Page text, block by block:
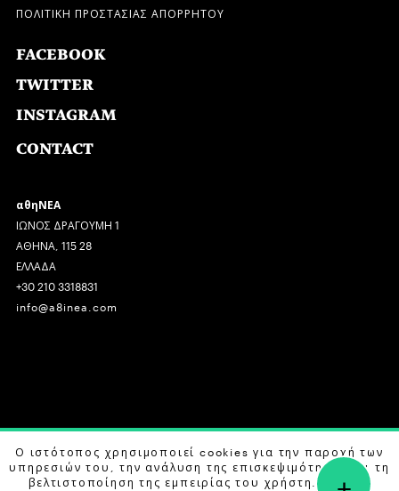
ΠΟΛΙΤΙΚΗ ΠΡΟΣΤΑΣΙΑΣ ΑΠΟΡΡΗΤΟΥ
FACEBOOK
TWITTER
INSTAGRAM
CONTACT
αθηΝΕΑ
ΙΩΝΟΣ ΔΡΑΓΟΥΜΗ 1
ΑΘΗΝΑ, 115 28
ΕΛΛΑΔΑ
+30 210 3318831
info@a8inea.com
COPYRIGHT © 2026 αθηΝΕΑ, ALL RIGHTS RESERVED.
DESIGN BY G DESIGN STUDIO. DEVELOPED BYB LABS
Ο ιστότοπος χρησιμοποιεί cookies για την παροχή των
υπηρεσιών του, την ανάλυση της επισκεψιμότητας και τη
βελτιστοποίηση της εμπειρίας του χρήστη. Μάθετε